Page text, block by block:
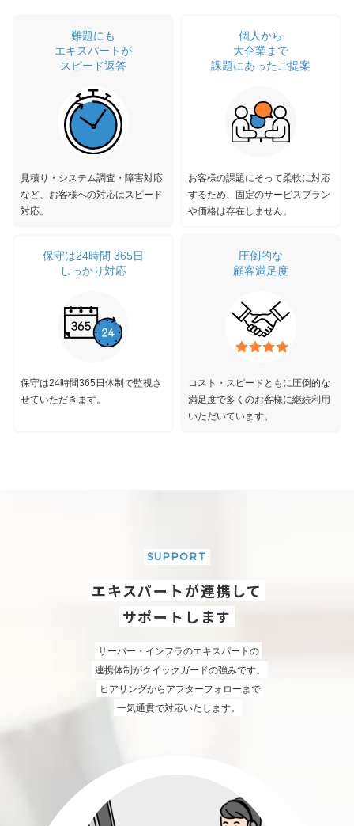
難題にも
エキスパートが
スピード返答
見積り・システム調査・障害対応
など、お客様への対応はスピード
対応。
個人から
大企業まで
課題にあったご提案
お客様の課題にそって柔軟に対応
するため、固定のサービスプラン
や価格は存在しません。
保守は24時間 365日
しっかり対応
保守は24時間365日体制で監視さ
せていただきます。
圧倒的な
顧客満足度
コスト・スピードともに圧倒的な
満足度で多くのお客様に継続利用
いただいています。
SUPPORT
エキスパートが連携して
サポートします
サーバー・インフラのエキスパートの
連携体制がクイックガードの強みです。
ヒアリングからアフターフォローまで
一気通貫で対応いたします。